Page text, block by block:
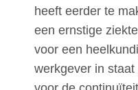
heeft eerder te
een ernstige
voor een
werkgever in